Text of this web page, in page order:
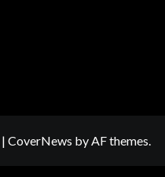
| CoverNews by AF themes.